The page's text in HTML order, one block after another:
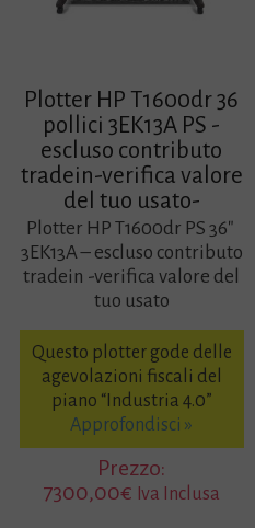
Plotter HP T1600dr 36
pollici 3EK13A PS -
escluso contributo
tradein-verifica valore
del tuo usato-
Plotter HP T1600dr PS 36″
3EK13A – escluso contributo
tradein -verifica valore del
tuo usato
Questo plotter gode delle
agevolazioni fiscali del
piano “Industria 4.0”
Approfondisci »
Prezzo:
7300,00€ Iva Inclusa